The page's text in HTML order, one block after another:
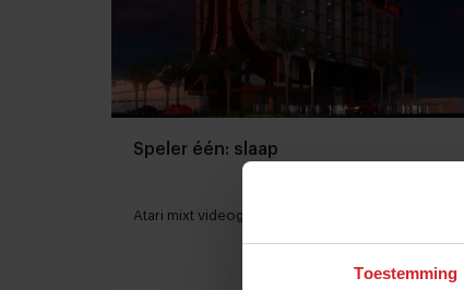
Toestemming
Speler één: slaap
Atari mixt videogames met… hotels?
6 februari 2020| 2